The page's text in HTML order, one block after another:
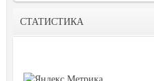
СТАТИСТИКА